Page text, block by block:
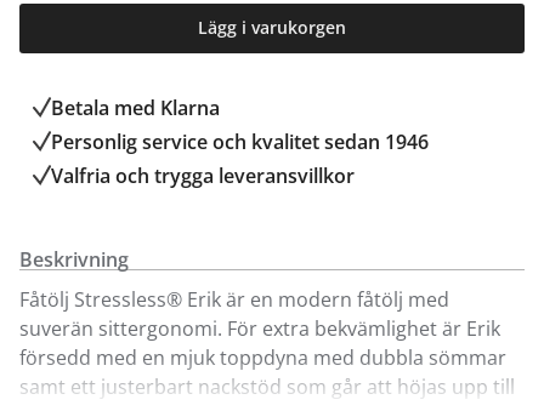
Lägg i varukorgen
Betala med Klarna
Personlig service och kvalitet sedan 1946
Valfria och trygga leveransvillkor
Beskrivning
Fåtölj Stressless® Erik är en modern fåtölj med
suverän sittergonomi. För extra bekvämlighet är Erik
försedd med en mjuk toppdyna med dubbla sömmar
samt ett justerbart nackstöd som går att höjas upp till